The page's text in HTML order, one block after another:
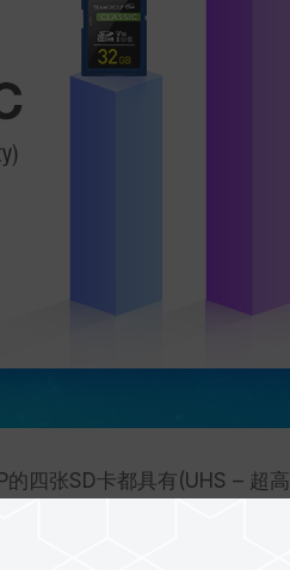
四张SD卡都具有(UHS –
功能，TEAMGROUP的SD